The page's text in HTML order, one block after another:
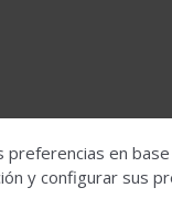
en
y configurar sus